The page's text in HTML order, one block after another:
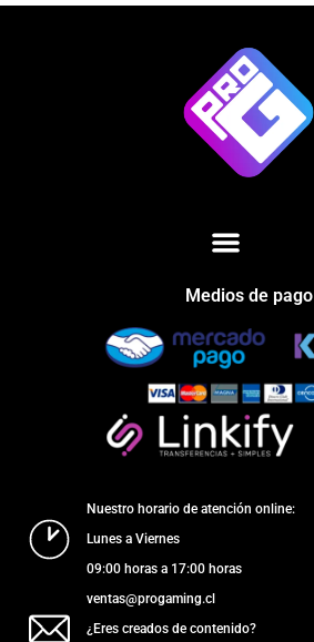
Medios de pago
Nuestro horario de atención online:
Lunes a Viernes
09:00 horas a 17:00 horas
ventas@progaming.cl
¿Eres creados de contenido?